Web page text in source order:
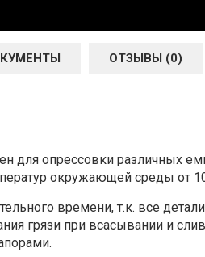
ОТЗЫВЫ (0)
опрессовки различных
окружающей среды от
времени, т.к. все
грязи при всасывании и